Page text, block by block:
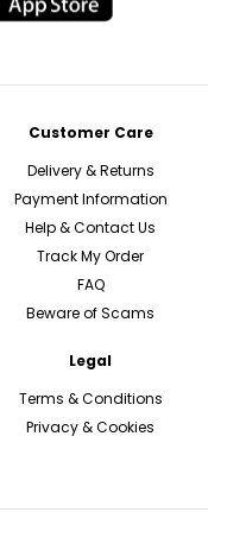
Customer Care
Delivery & Returns
Payment Information
Help & Contact Us
Track My Order
FAQ
Beware of Scams
Legal
Terms & Conditions
Privacy & Cookies